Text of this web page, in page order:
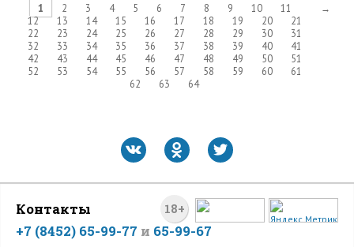
1 2 3 4 5 6 7 8 9 10
11
12
13 14 15 16 17 18 19 20
21
22
23 24 25 26 27 28 29 30
31
32
33 34 35 36 37 38 39 40
41
42
43 44 45 46 47 48 49 50
51
52
53 54 55 56 57 58 59 60
61
62
63 64
→
18+
Контакты
+7 (8452) 65-99-77 и 65-99-67